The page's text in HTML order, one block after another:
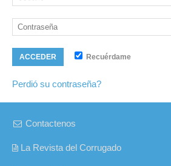
ACCEDER Recuérdame
Perdió su contraseña?
Contactenos
La Revista del Corrugado